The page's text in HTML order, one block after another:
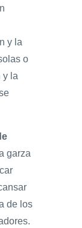
y la
o
y la
garza
de los